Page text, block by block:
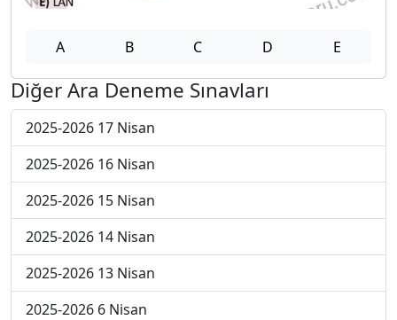
A B C D E
Diğer Ara Deneme Sınavları
2025-2026 17 Nisan
2025-2026 16 Nisan
2025-2026 15 Nisan
2025-2026 14 Nisan
2025-2026 13 Nisan
2025-2026 6 Nisan